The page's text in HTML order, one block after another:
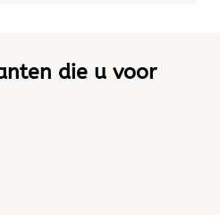
die u voor